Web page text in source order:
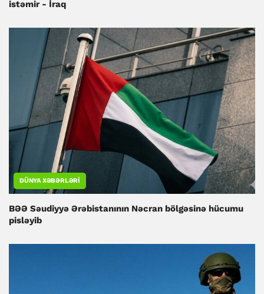
istəmir - İraq
DÜNYA XƏBƏRLƏRI
BƏƏ Səudiyyə Ərəbistanının Nəcran bölgəsinə hücumu
pisləyib